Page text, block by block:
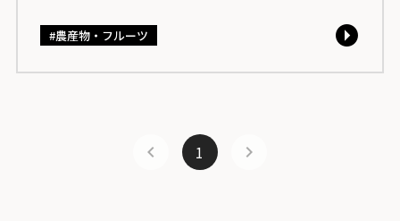
農産物・フルーツ
1